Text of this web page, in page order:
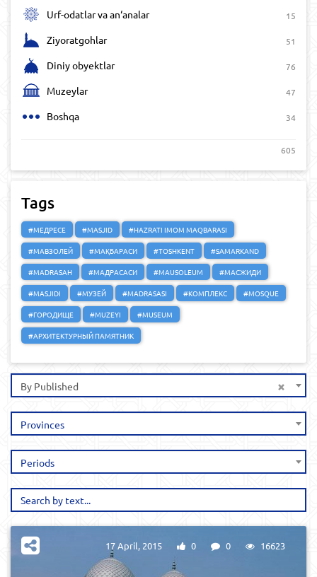
Urf-odatlar va an‘analar 15
Ziyoratgohlar 51
Diniy obyektlar 76
Muzeylar 47
Boshqa 34
605
Tags
#МЕДРЕСЕ #MASJID
#HAZRATI IMOM MAQBARASI
#МАВЗОЛЕЙ
#МАҚБАРАСИ #TOSHKENT
#SAMARKAND
#MADRASAH
#МАДРАСАСИ #MAUSOLEUM
#МАСЖИДИ
#MASJIDI
#МУЗЕЙ #MADRASASI #КОМПЛЕКС
#MOSQUE
#ГОРОДИЩЕ
#MUZEYI
#MUSEUM
#АРХИТЕКТУРНЫЙ ПАМЯТНИК
×
By Published
Provinces
Periods
17 April, 2015 0 0 16623